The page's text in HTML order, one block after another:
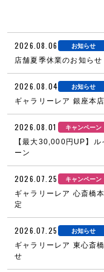
2026.08.06 お知らせ
店舗夏季休業のお知らせ
2026.08.04 お知らせ
ギャラリーレア 銀座本
2026.08.01 キャンペーン
【最大30,000円UP】
ーン
2026.07.25 キャンペーン
ギャラリーレア 心斎橋
定
2026.07.25 お知らせ
ギャラリーレア 東心斎
せ